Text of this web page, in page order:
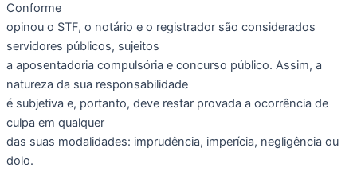
Conforme
opinou o STF, o notário e o registrador são considerados
servidores públicos, sujeitos
a aposentadoria compulsória e concurso público. Assim, a
natureza da sua responsabilidade
é subjetiva e, portanto, deve restar provada a ocorrência de
culpa em qualquer
das suas modalidades: imprudência, imperícia, negligência ou
dolo.